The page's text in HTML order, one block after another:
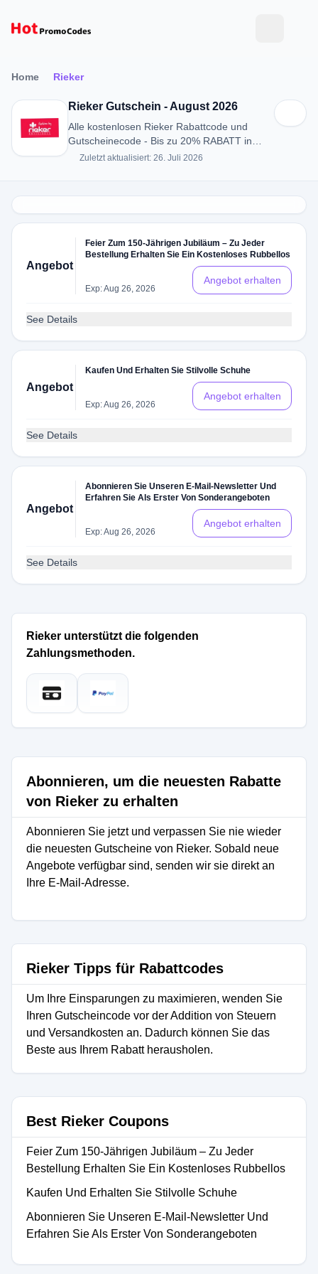
Home Rieker
Rieker Gutschein - August 2026
Alle kostenlosen Rieker Rabattcode und
Gutscheinecode - Bis zu 20% RABATT in
August 2026
Zuletzt aktualisiert: 26. Juli 2026
Angebot
Feier Zum 150-Jährigen Jubiläum – Zu Jeder
Bestellung Erhalten Sie Ein Kostenloses Rubbellos
Exp: Aug 26, 2026
Angebot erhalten
See Details
Angebot
Kaufen Und Erhalten Sie Stilvolle Schuhe
Exp: Aug 26, 2026
Angebot erhalten
See Details
Angebot
Abonnieren Sie Unseren E-Mail-Newsletter Und
Erfahren Sie Als Erster Von Sonderangeboten
Exp: Aug 26, 2026
Angebot erhalten
See Details
Rieker unterstützt die folgenden
Zahlungsmethoden.
Abonnieren, um die neuesten Rabatte
von Rieker zu erhalten
Abonnieren Sie jetzt und verpassen Sie nie wieder
die neuesten Gutscheine von Rieker. Sobald neue
Angebote verfügbar sind, senden wir sie direkt an
Ihre E-Mail-Adresse.
Rieker Tipps für Rabattcodes
Um Ihre Einsparungen zu maximieren, wenden Sie
Ihren Gutscheincode vor der Addition von Steuern
und Versandkosten an. Dadurch können Sie das
Beste aus Ihrem Rabatt herausholen.
Best Rieker Coupons
Feier Zum 150-Jährigen Jubiläum – Zu Jeder
Bestellung Erhalten Sie Ein Kostenloses Rubbellos
Kaufen Und Erhalten Sie Stilvolle Schuhe
Abonnieren Sie Unseren E-Mail-Newsletter Und
Erfahren Sie Als Erster Von Sonderangeboten